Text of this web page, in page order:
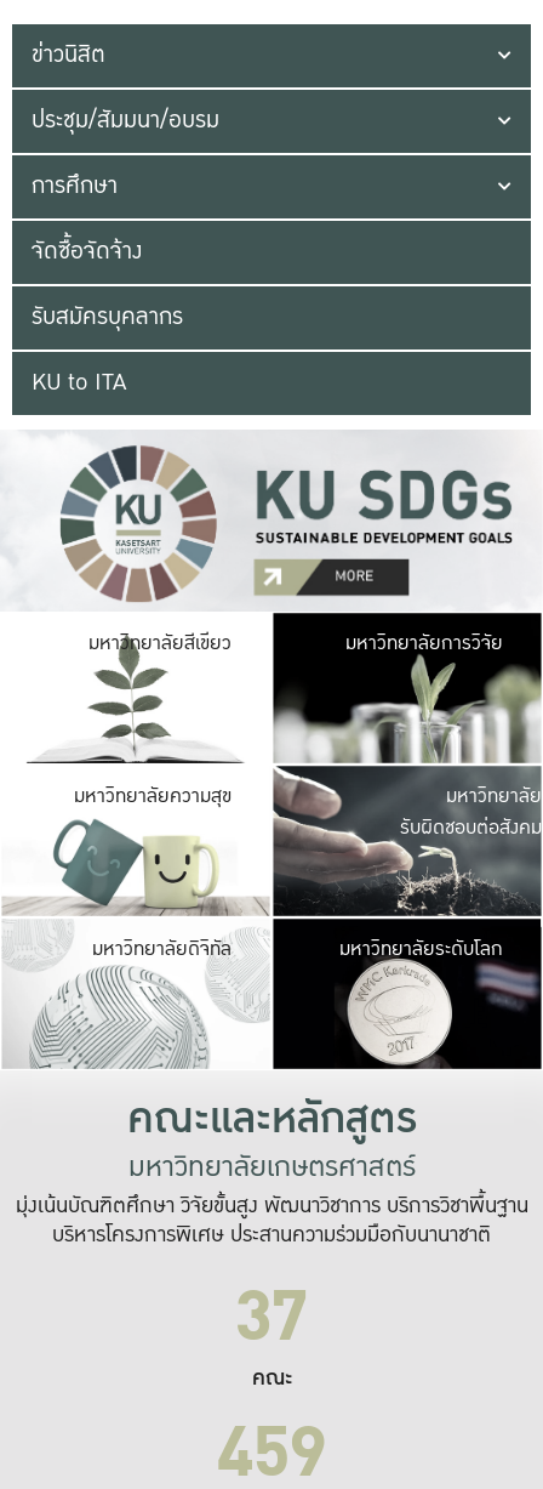
ข่าวนิสิต
ประชุม/สัมมนา/อบรม
การศึกษา
จัดซื้อจัดจ้าง
รับสมัครบุคลากร
KU to ITA
มหาวิทยาลัยสีเขียว มหาวิ
มีพื้นที่เขียวสดใส
เป็นป่าในเมือง เกษต
มหาวิทยาลัยการวิจัย
มหาวิทยาลัยความสุข มหาวิ
ค
เปิดประ
และพบเรื่องราวใ
มหาวิทยาลัย
รับผิดชอบต่อสังคม
มหาวิทยาลัยดิจิทัล มหาวิ
เปลี่ยนแปลง แล
เพื่อทำง
ระบบสารสนเทศ
มหาวิทยาลัยระดับโลก
คณะและหลักสูตร
มหาวิทยาลัยเกษตรศาสตร์
มุ่งเน้นบัณฑิตศึกษา วิจัยขั้นสูง พัฒนาวิชาการ บริการวิชาพื้นฐาน
บริหารโครงการพิเศษ ประสานความร่วมมือกับนานาชาติ
37
คณะ
459